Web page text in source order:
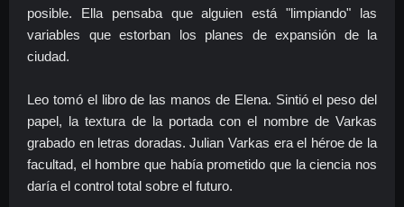
posible. Ella pensaba que alguien está "limpiando" las
variables que estorban los planes de expansión de la
ciudad.
Leo tomó el libro de las manos de Elena. Sintió el peso del
papel, la textura de la portada con el nombre de Varkas
grabado en letras doradas. Julian Varkas era el héroe de la
facultad, el hombre que había prometido que la ciencia nos
daría el control total sobre el futuro.